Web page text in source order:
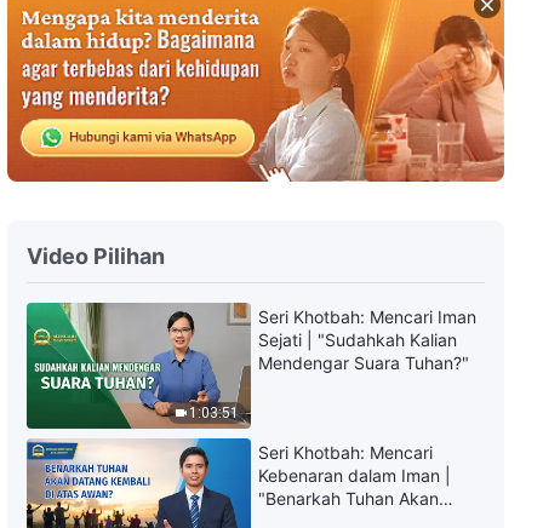
42:10
Kesaksian Rohani, Ep. 799:
Tidak Ada Perbedaan Status di
Antara Tugas-Tugas yang
Berbeda
Kesaksian Rohani, Ep. 798:
Pelajaran yang Kupetik Setelah
42:53
Tugas Sesuai Prinsip
33:46
Kesaksian Rohani, Ep. 300:
Mengapa Aku Pilih-Pilih Tugas?
Video Pilihan
1:03:51
Seri Khotbah: Mencari Iman
Sejati | "Sudahkah Kalian
Mendengar Suara Tuhan?"
Seri Khotbah: Mencari
Kebenaran dalam Iman |
"Benarkah Tuhan Akan